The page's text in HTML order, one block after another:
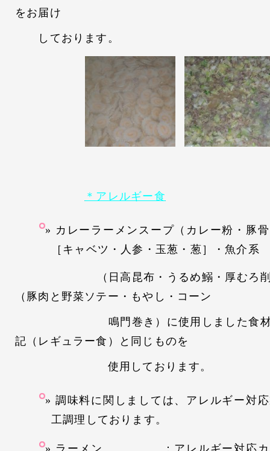
をお届け
しております。
＊アレルギー食
カレーラーメンスープ（カレー粉・豚
［キャベツ・人参・玉葱・葱］・魚介系
（日高昆布・うるめ鰯・厚むろ削り
（豚肉と野菜ソテー・もやし・コーン
鳴門巻き）に使用しました食材・
記（レギュラー食）と同じものを
使用しております。
調味料に関しましては、アレルギー対
工調理しております。
ラーメン ：アレルギー対応カル